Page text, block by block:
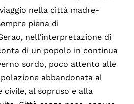
nella città madre-
piena di
nell’interpretazione di
di un popolo in continua
sordo, poco attento alle
abbandonata al
civile, al sopruso e alla